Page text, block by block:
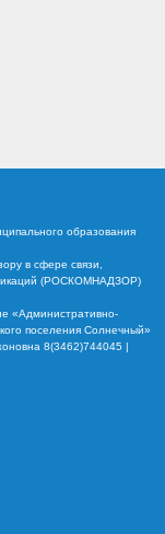
образования
в сфере связи,
(РОСКОМНАДЗОР)
«Административно-
поселения Солнечный»
8(3462)744045 |